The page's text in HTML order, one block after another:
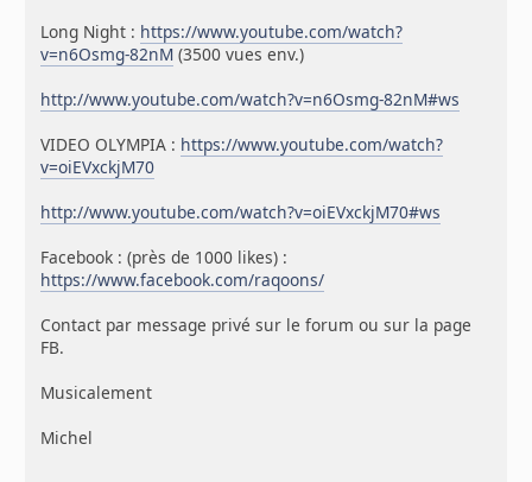
Long Night : https://www.youtube.com/watch?
v=n6Osmg-82nM (3500 vues env.)
http://www.youtube.com/watch?v=n6Osmg-82nM#ws
VIDEO OLYMPIA : https://www.youtube.com/watch?
v=oiEVxckjM70
http://www.youtube.com/watch?v=oiEVxckjM70#ws
Facebook : (près de 1000 likes) :
https://www.facebook.com/raqoons/
Contact par message privé sur le forum ou sur la page
FB.
Musicalement
Michel